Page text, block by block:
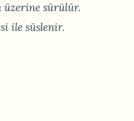
üzerine sürülür.
ile süslenir.